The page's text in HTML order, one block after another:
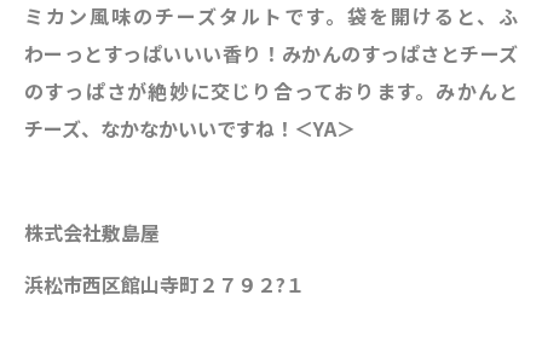
ミカン風味のチーズタルトです。袋を開けると、ふ
わーっとすっぱいいい香り！みかんのすっぱさとチーズ
のすっぱさが絶妙に交じり合っております。みかんと
チーズ、なかなかいいですね！＜YA＞
株式会社敷島屋
浜松市西区館山寺町２７９２?１